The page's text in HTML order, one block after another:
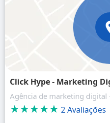
Click Hype - Marketing
Agência de marketing digital ·
★★★★★ 2 Avaliações